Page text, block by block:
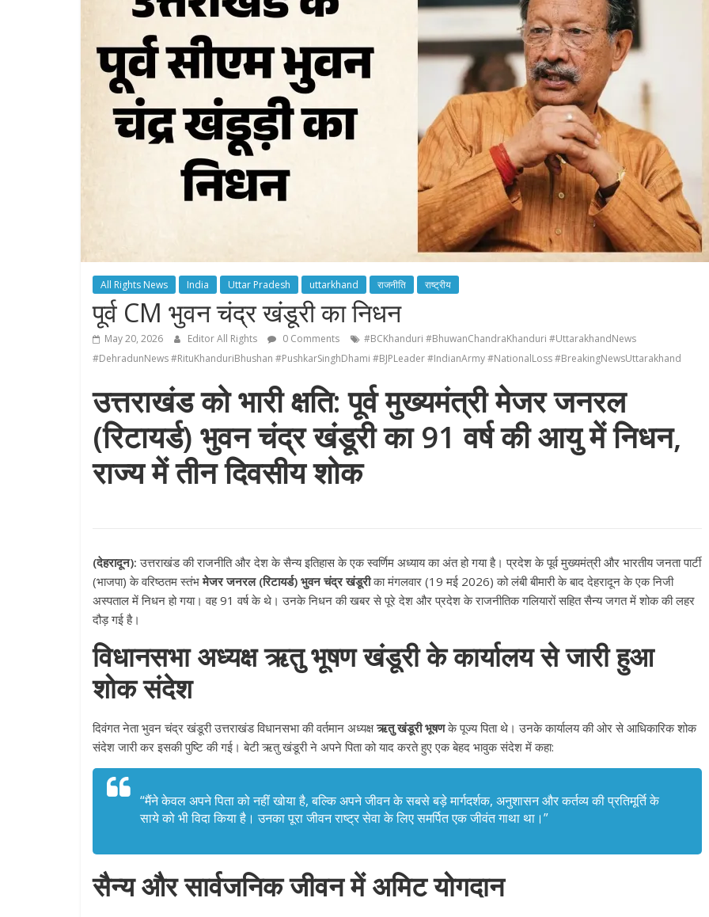
All Rights News India Uttar Pradesh uttarkhand राजनीति राष्ट्रीय
पूर्व CM भुवन चंद्र खंडूरी का निधन
May 20, 2026 Editor All Rights 0 Comments
#BCKhanduri #BhuwanChandraKhanduri #UttarakhandNews
#DehradunNews #RituKhanduriBhushan #PushkarSinghDhami #BJPLeader #IndianArmy #NationalLoss #BreakingNewsUttarakhand
उत्तराखंड को भारी क्षति: पूर्व मुख्यमंत्री मेजर जनरल
(रिटायर्ड) भुवन चंद्र खंडूरी का 91 वर्ष की आयु में निधन,
राज्य में तीन दिवसीय शोक
(देहरादून): उत्तराखंड की राजनीति और देश के सैन्य इतिहास के एक स्वर्णिम अध्याय का अंत हो गया है। प्रदेश के पूर्व मुख्यमंत्री और भारतीय जनता पार्टी
(भाजपा) के वरिष्ठतम स्तंभमेजर जनरल (रिटायर्ड) भुवन चंद्र खंडूरीका मंगलवार (19 मई 2026) को लंबी बीमारी के बाद देहरादून के एक निजी
अस्पताल में निधन हो गया। वह 91 वर्ष के थे। उनके निधन की खबर से पूरे देश और प्रदेश के राजनीतिक गलियारों सहित सैन्य जगत में शोक की लहर
दौड़ गई है।
विधानसभा अध्यक्ष ऋतु भूषण खंडूरी के कार्यालय से जारी हुआ
शोक संदेश
दिवंगत नेता भुवन चंद्र खंडूरी उत्तराखंड विधानसभा की वर्तमान अध्यक्षऋतु खंडूरी भूषणके पूज्य पिता थे। उनके कार्यालय की ओर से आधिकारिक शोक
संदेश जारी कर इसकी पुष्टि की गई। बेटी ऋतु खंडूरी ने अपने पिता को याद करते हुए एक बेहद भावुक संदेश में कहा:
“मैंने केवल अपने पिता को नहीं खोया है, बल्कि अपने जीवन के सबसे बड़े मार्गदर्शक, अनुशासन और कर्तव्य की प्रतिमूर्ति के
साये को भी विदा किया है। उनका पूरा जीवन राष्ट्र सेवा के लिए समर्पित एक जीवंत गाथा था।”
सैन्य और सार्वजनिक जीवन में अमिट योगदान